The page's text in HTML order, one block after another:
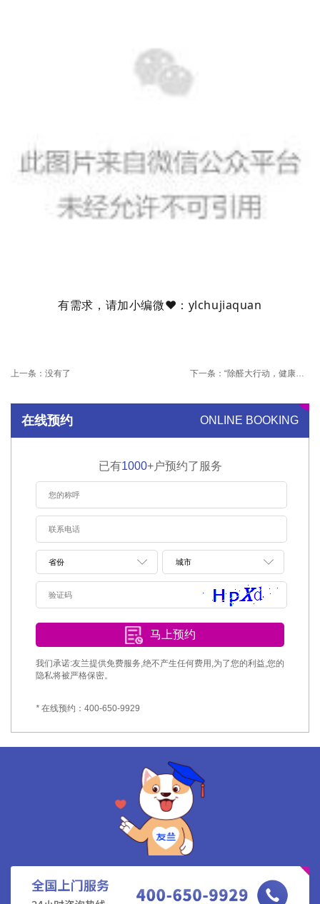
有需求，请加小编微❤️ ： ylchujiaquan
上一条： 没有了 下一条： “除醛大行动，健康零距离”全民除甲醛公益行动 在沪发起
ONLINE BOOKING
在线预约
已有1000+户预约了服务
马上预约
我们承诺:友兰提供免费服务,绝不产生任何费用,为了您的利益,您的
隐私将被严格保密。
* 在线预约：400-650-9929